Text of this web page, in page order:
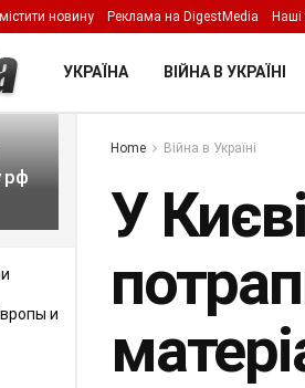
Filter
рф
и
новину Реклама на DigestMedia Наші
УКРАЇНА ВІЙНА В УКРАЇНІ
Home Війна в Україні
У